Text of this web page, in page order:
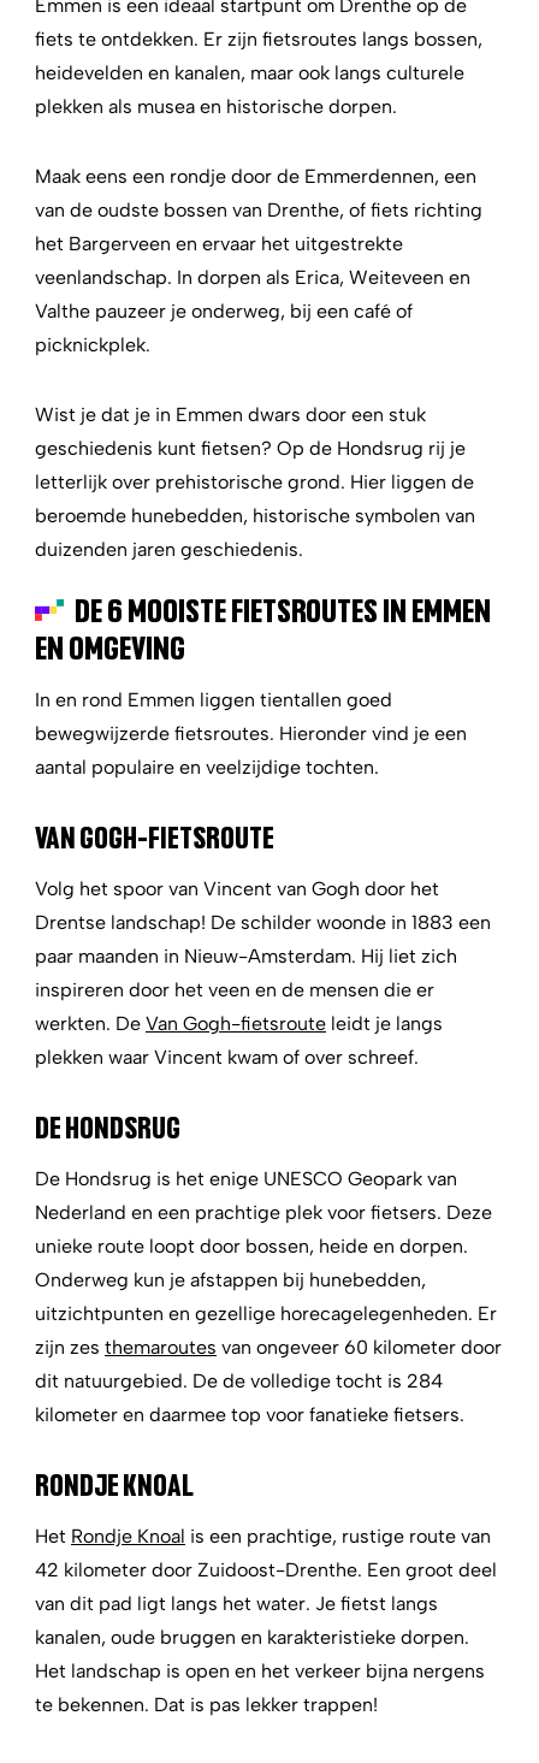
Emmen is een ideaal startpunt om Drenthe op de
fiets te ontdekken. Er zijn fietsroutes langs bossen,
heidevelden en kanalen, maar ook langs culturele
plekken als musea en historische dorpen.
Maak eens een rondje door de Emmerdennen, een
van de oudste bossen van Drenthe, of fiets richting
het Bargerveen en ervaar het uitgestrekte
veenlandschap. In dorpen als Erica, Weiteveen en
Valthe pauzeer je onderweg, bij een café of
picknickplek.
Wist je dat je in Emmen dwars door een stuk
geschiedenis kunt fietsen? Op de Hondsrug rij je
letterlijk over prehistorische grond. Hier liggen de
beroemde hunebedden, historische symbolen van
duizenden jaren geschiedenis.
DE 6 MOOISTE FIETSROUTES IN EMMEN
EN OMGEVING
In en rond Emmen liggen tientallen goed
bewegwijzerde fietsroutes. Hieronder vind je een
aantal populaire en veelzijdige tochten.
VAN GOGH-FIETSROUTE
Volg het spoor van Vincent van Gogh door het
Drentse landschap! De schilder woonde in 1883 een
paar maanden in Nieuw-Amsterdam. Hij liet zich
inspireren door het veen en de mensen die er
werkten. De Van Gogh-fietsroute leidt je langs
plekken waar Vincent kwam of over schreef.
DE HONDSRUG
De Hondsrug is het enige UNESCO Geopark van
Nederland en een prachtige plek voor fietsers. Deze
unieke route loopt door bossen, heide en dorpen.
Onderweg kun je afstappen bij hunebedden,
uitzichtpunten en gezellige horecagelegenheden. Er
zijn zes themaroutes van ongeveer 60 kilometer door
dit natuurgebied. De de volledige tocht is 284
kilometer en daarmee top voor fanatieke fietsers.
RONDJE KNOAL
Het Rondje Knoal is een prachtige, rustige route van
42 kilometer door Zuidoost-Drenthe. Een groot deel
van dit pad ligt langs het water. Je fietst langs
kanalen, oude bruggen en karakteristieke dorpen.
Het landschap is open en het verkeer bijna nergens
te bekennen. Dat is pas lekker trappen!